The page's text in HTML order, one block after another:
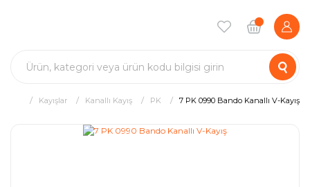
Kayışlar Kanallı Kayış PK 7 PK 0990 Bando Kanallı V-Kayış